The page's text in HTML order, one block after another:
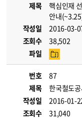
제목
핵심인재
안내
작성일
2016-03-
조회수
38,502
파일
번호
87
제목
한국철도
작성일
2016-01-
조회수
31,040